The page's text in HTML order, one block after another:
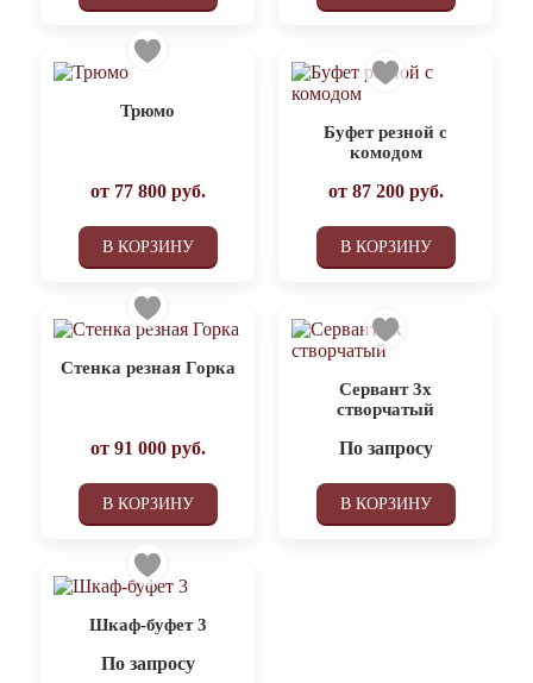
Трюмо
от 77 800руб.
В КОРЗИНУ
Буфет резной с
комодом
от 87 200руб.
В КОРЗИНУ
Стенка резная Горка
от 91 000руб.
В КОРЗИНУ
Сервант 3х
створчатый
По запросу
В КОРЗИНУ
Шкаф-буфет 3
По запросу